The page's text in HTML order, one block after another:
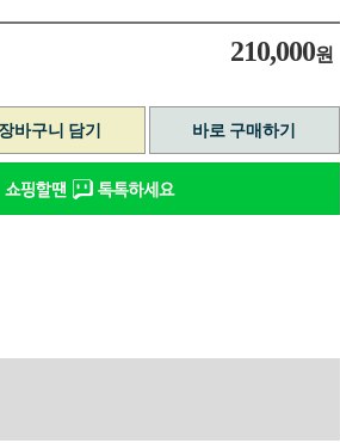
210,000원
장바구니 담기 바로 구매하기